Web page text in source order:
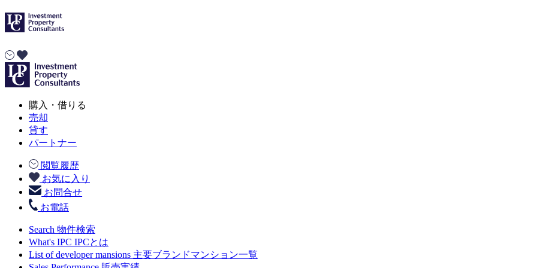
購入・借りる
売却
貸す
パートナー
閲覧履歴
お気に入り
お問合せ
お電話
Search 物件検索
What's IPC IPCとは
List of developer mansions 主要ブランドマンション一覧